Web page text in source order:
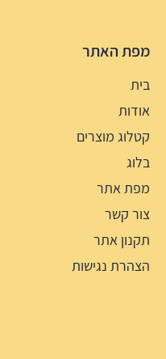
מפת האתר
בית
אודות
קטלוג מוצרים
בלוג
מפת אתר
צור קשר
תקנון אתר
הצהרת נגישות